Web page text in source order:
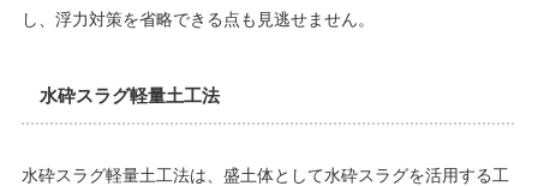
し、浮力対策を省略できる点も見逃せません。
水砕スラグ軽量土工法
水砕スラグ軽量土工法は、盛土体として水砕スラグを活用する工